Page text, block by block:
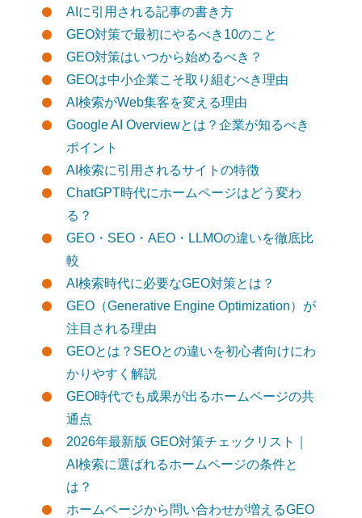
AIに引用される記事の書き方
GEO対策で最初にやるべき10のこと
GEO対策はいつから始めるべき？
GEOは中小企業こそ取り組むべき理由
AI検索がWeb集客を変える理由
Google AI Overviewとは？企業が知るべき
ポイント
AI検索に引用されるサイトの特徴
ChatGPT時代にホームページはどう変わ
る？
GEO・SEO・AEO・LLMOの違いを徹底比
較
AI検索時代に必要なGEO対策とは？
GEO（Generative Engine Optimization）が
注目される理由
GEOとは？SEOとの違いを初心者向けにわ
かりやすく解説
GEO時代でも成果が出るホームページの共
通点
2026年最新版 GEO対策チェックリスト｜
AI検索に選ばれるホームページの条件と
は？
ホームページから問い合わせが増えるGEO